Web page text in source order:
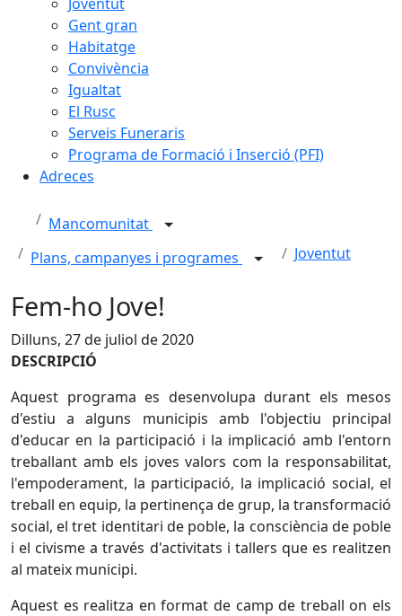
Gent gran
Habitatge
Convivència
Igualtat
El Rusc
Serveis Funeraris
Programa de Formació i Inserció (PFI)
Adreces
Mancomunitat
Plans, campanyes i programes
Joventut
Fem-ho Jove!
Dilluns, 27 de juliol de 2020
DESCRIPCIÓ
Aquest programa es desenvolupa durant els mesos
d'estiu a alguns municipis amb l'objectiu principal
d'educar en la participació i la implicació amb l'entorn
treballant amb els joves valors com la responsabilitat,
l'empoderament, la participació, la implicació social, el
treball en equip, la pertinença de grup, la transformació
social, el tret identitari de poble, la consciència de poble
i el civisme a través d'activitats i tallers que es realitzen
al mateix municipi.
Aquest es realitza en format de camp de treball on els